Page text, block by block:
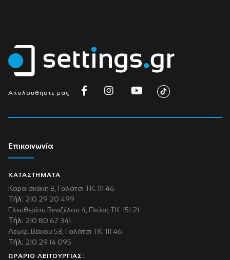
Ακολουθήστε μας
Επικοινωνία
ΚΑΤΑΣΤΗΜΑΤΑ
Καραϊσκάκη 3, Γαλάτσι ΤΚ. 111 46
Τήλ: 210 29 20 499
Ελευθερίου Βενιζέλου 4, Πεύκη ΤΚ. 151 21
Τήλ: 210 80 67 341
Λεωφ. Βεΐκου 53, Γαλάτσι ΤΚ. 111 46
Τήλ: 210 29 14 095
ΩΡΑΡΙΟ ΛΕΙΤΟΥΡΓΙΑΣ: